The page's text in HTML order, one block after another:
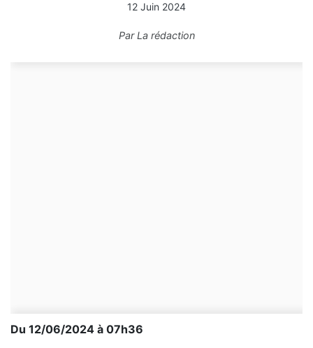
12 Juin 2024
ParLa rédaction
Du 12/06/2024 à 07h36